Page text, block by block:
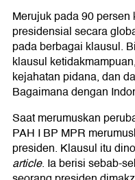
Merujuk pada 90
presidensial secara
pada berbagai klausul.
klausul
kejahatan pidana, dan
Bagaimana dengan
Saat merumuskan
PAH I BP MPR
presiden. Klausul itu
article. Ia berisi sebab-